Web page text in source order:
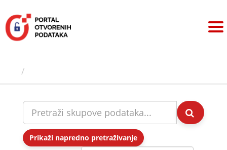
sadržaj
Prikaži napredno pretraživanje